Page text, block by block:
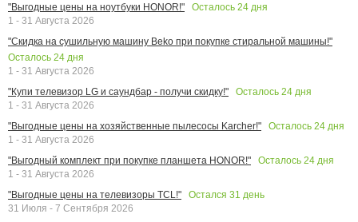
"Выгодные цены на ноутбуки HONOR!"
Осталось 24 дня
1 - 31 Августа 2026
"Скидка на сушильную машину Beko при покупке стиральной машины!"
Осталось 24 дня
1 - 31 Августа 2026
"Купи телевизор LG и саундбар - получи скидку!"
Осталось 24 дня
1 - 31 Августа 2026
"Выгодные цены на хозяйственные пылесосы Karcher!"
Осталось 24 дня
1 - 31 Августа 2026
"Выгодный комплект при покупке планшета HONOR!"
Осталось 24 дня
1 - 31 Августа 2026
"Выгодные цены на телевизоры TCL!"
Остался 31 день
31 Июля - 7 Сентября 2026